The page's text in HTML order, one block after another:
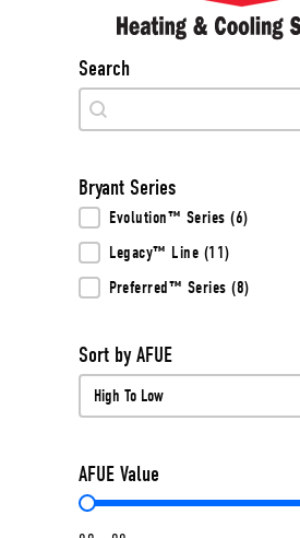
Search
Search
Search
Bryant Series
Bryant Series
Evolution™ Series (6)
Legacy™ Line (11)
Preferred™ Series (8)
Sort by AFUE
Sort by AFUE
Sort by AFUE
AFUE Value
AFUE Value